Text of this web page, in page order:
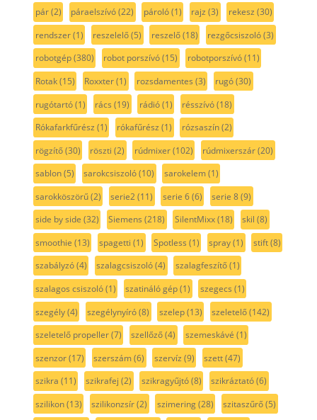
pár(2) páraelszívó(22) pároló(1) rajz (3) rekesz (30)
rendszer(1) reszelelő(5) reszelő(18) rezgőcsiszoló(3)
robotgép(380) robot porszívó(15) robotporszívó(11)
Rotak(15) Roxxter(1) rozsdamentes (3) rugó(30)
rugótartó(1) rács (19) rádió(1) résszívó(18)
Rókafarkfűrész (1) rókafűrész (1) rózsaszín(2)
rögzítő(30) röszti (2) rúdmixer(102) rúdmixerszár(20)
sablon(5) sarokcsiszoló(10) sarokelem(1)
sarokköszörű(2) serie2(11) serie 6(6) serie 8(9)
side by side (32) Siemens (218) SilentMixx(18) skil (8)
smoothie (13) spagetti (1) Spotless (1) spray(1) stift(8)
szabályzó(4) szalagcsiszoló(4) szalagfeszítő(1)
szalagos csiszoló(1) szatináló gép(1) szegecs (1)
szegély(4) szegélynyíró(8) szelep(13) szeletelő(142)
szeletelő propeller(7) szellőző(4) szemeskávé (1)
szenzor(17) szerszám(6) szervíz (9) szett(47)
szikra (11) szikrafej (2) szikragyűjtó(8) szikráztató(6)
szilikon(13) szilikonzsír(2) szimering(28) szitaszűrő(5)